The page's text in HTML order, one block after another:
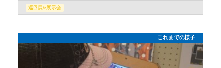
巡回展&展示会
これまでの様子